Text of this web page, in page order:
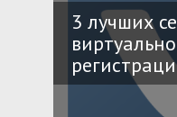
3 лучших